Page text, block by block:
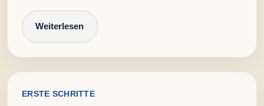
Weiterlesen
ERSTE SCHRITTE